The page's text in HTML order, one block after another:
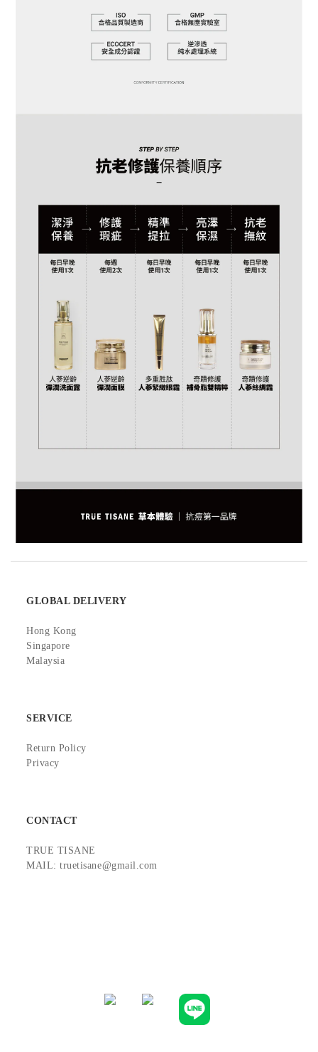
GLOBAL DELIVERY
Hong Kong
Singapore
Malaysia
SERVICE
Return Policy
Privacy
CONTACT
TRUE TISANE
MAIL: truetisane@gmail.com